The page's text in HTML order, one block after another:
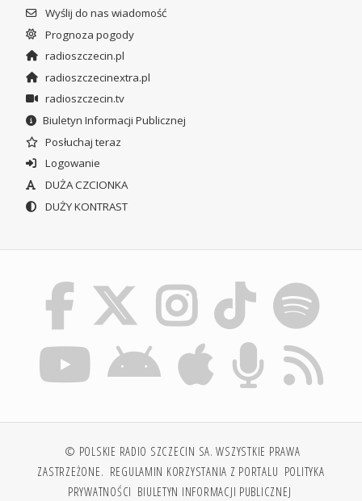
Wyślij do nas wiadomość
Prognoza pogody
radioszczecin.pl
radioszczecinextra.pl
radioszczecin.tv
Biuletyn Informacji Publicznej
Posłuchaj teraz
Logowanie
DUŻA CZCIONKA
DUŻY KONTRAST
© POLSKIE RADIO SZCZECIN SA. WSZYSTKIE PRAWA
ZASTRZEŻONE. REGULAMIN KORZYSTANIA Z PORTALU POLITYKA
PRYWATNOŚCI BIULETYN INFORMACJI PUBLICZNEJ